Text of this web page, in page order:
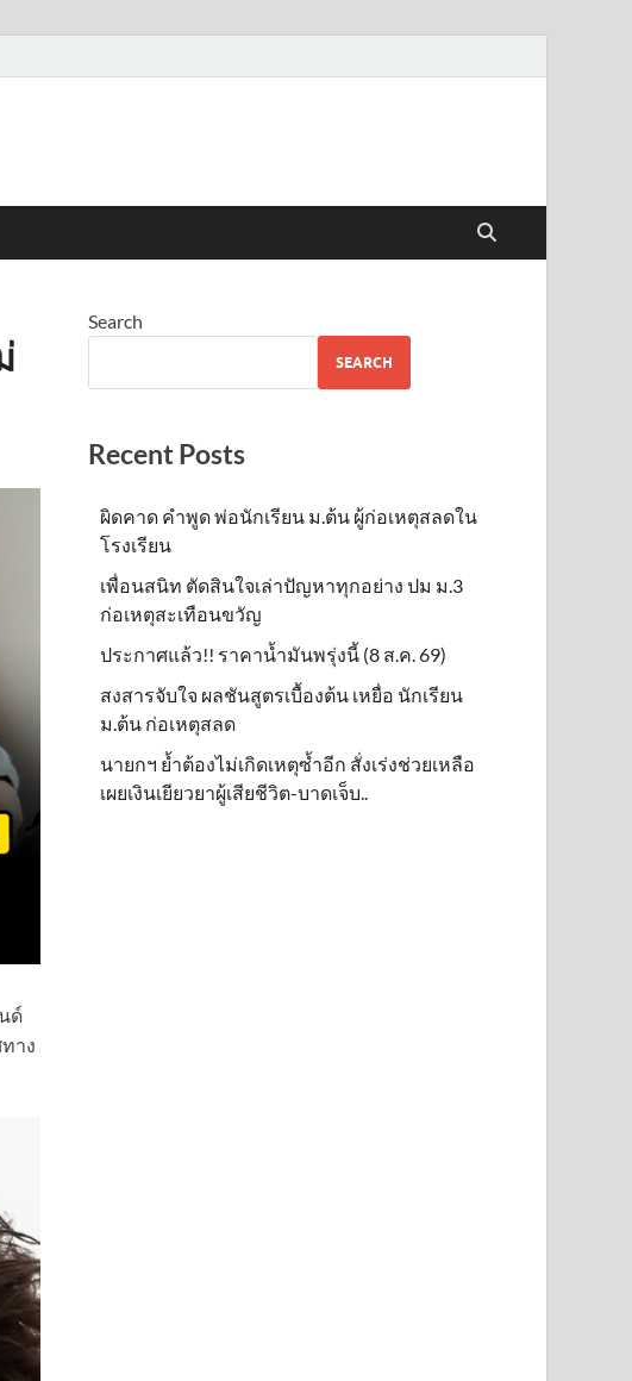
ด์
าง
Search
SEARCH
Recent Posts
ผิดคาด คำพูด พ่อนักเรียน ม.ต้น ผู้ก่อเหตุสลดใน
โรงเรียน
เพื่อนสนิท ตัดสินใจเล่าปัญหาทุกอย่าง ปม ม.3
ก่อเหตุสะเทือนขวัญ
ประกาศแล้ว!! ราคาน้ำมันพรุ่งนี้ (8 ส.ค. 69)
สงสารจับใจ ผลชันสูตรเบื้องต้น เหยื่อ นักเรียน
ม.ต้น ก่อเหตุสลด
นายกฯ ย้ำต้องไม่เกิดเหตุซ้ำอีก สั่งเร่งช่วยเหลือ
เผยเงินเยียวยาผู้เสียชีวิต-บาดเจ็บ..